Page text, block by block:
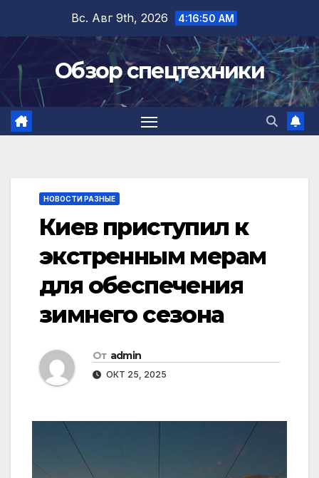
содержимому
Вс. Авг 9th, 2026 4:16:50 AM
Обзор спецтехники
НОВОСТИ РАЗНЫЕ
Киев приступил к
экстренным мерам
для обеспечения
зимнего сезона
От admin
ОКТ 25, 2025